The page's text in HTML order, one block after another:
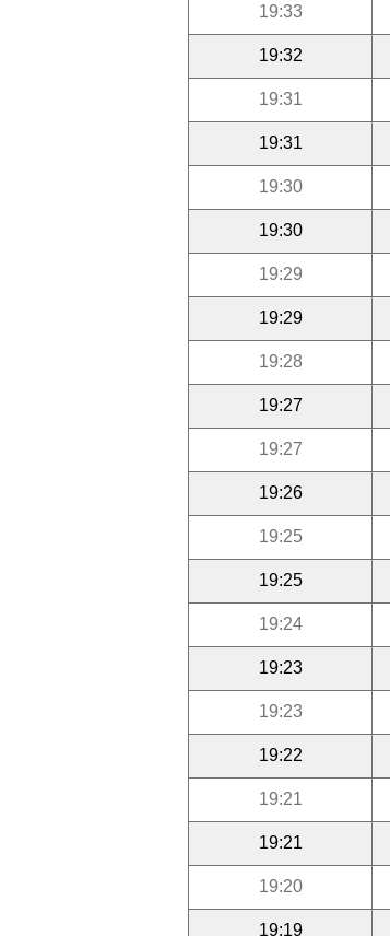
19:33
19:32
19:31
19:31
19:30
19:30
19:29
19:29
19:28
19:27
19:27
19:26
19:25
19:25
19:24
19:23
19:23
19:22
19:21
19:21
19:20
19:19